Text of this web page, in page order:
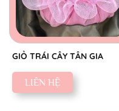
GIỎ TRÁI CÂY TÂN GIA
LIÊN HỆ